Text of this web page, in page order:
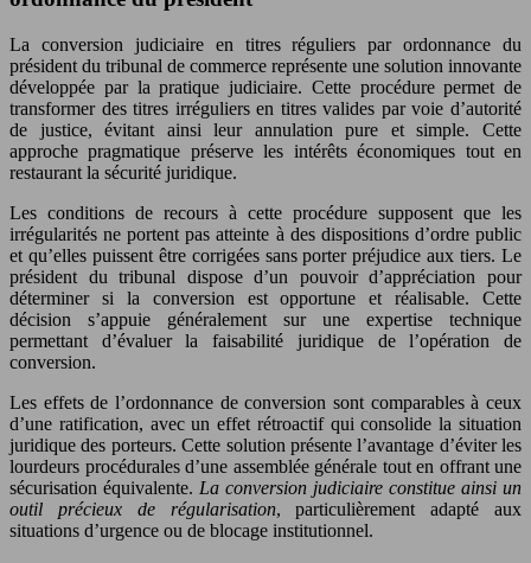
La conversion judiciaire en titres réguliers par ordonnance du
président du tribunal de commerce représente une solution innovante
développée par la pratique judiciaire. Cette procédure permet de
transformer des titres irréguliers en titres valides par voie d’autorité
de justice, évitant ainsi leur annulation pure et simple. Cette
approche pragmatique préserve les intérêts économiques tout en
restaurant la sécurité juridique.
Les conditions de recours à cette procédure supposent que les
irrégularités ne portent pas atteinte à des dispositions d’ordre public
et qu’elles puissent être corrigées sans porter préjudice aux tiers. Le
président du tribunal dispose d’un pouvoir d’appréciation pour
déterminer si la conversion est opportune et réalisable. Cette
décision s’appuie généralement sur une expertise technique
permettant d’évaluer la faisabilité juridique de l’opération de
conversion.
Les effets de l’ordonnance de conversion sont comparables à ceux
d’une ratification, avec un effet rétroactif qui consolide la situation
juridique des porteurs. Cette solution présente l’avantage d’éviter les
lourdeurs procédurales d’une assemblée générale tout en offrant une
sécurisation équivalente. La conversion judiciaire constitue ainsi un
outil précieux de régularisation, particulièrement adapté aux
situations d’urgence ou de blocage institutionnel.